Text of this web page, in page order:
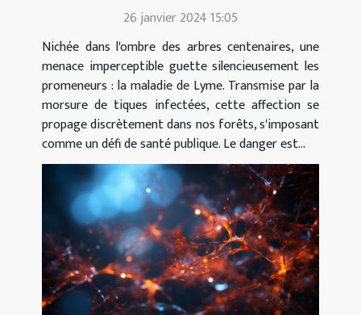
26 janvier 2024 15:05
Nichée dans l'ombre des arbres centenaires, une
menace imperceptible guette silencieusement les
promeneurs : la maladie de Lyme. Transmise par la
morsure de tiques infectées, cette affection se
propage discrètement dans nos forêts, s'imposant
comme un défi de santé publique. Le danger est...